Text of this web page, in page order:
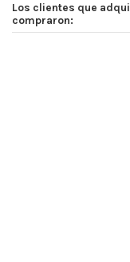
Los clientes que
compraron: